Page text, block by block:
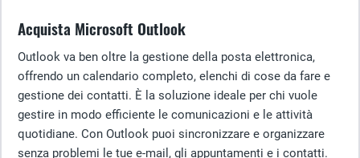
Acquista Microsoft Outlook
Outlook va ben oltre la gestione della posta elettronica,
offrendo un calendario completo, elenchi di cose da fare e
gestione dei contatti. È la soluzione ideale per chi vuole
gestire in modo efficiente le comunicazioni e le attività
quotidiane. Con Outlook puoi sincronizzare e organizzare
senza problemi le tue e-mail, gli appuntamenti e i contatti.